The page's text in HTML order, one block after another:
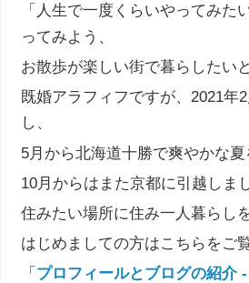
「人生で一度くらいやってみた
ってみよう、
お散歩が楽しい街で暮らしたいと
既婚アラフィフですが、2021年
し、
5月から北海道十勝で爽やかな夏
10月からはまた京都に引越しま
住みたい場所に住み一人暮らし
はじめましての方はこちらをご
「 プロフィールとブログの紹介